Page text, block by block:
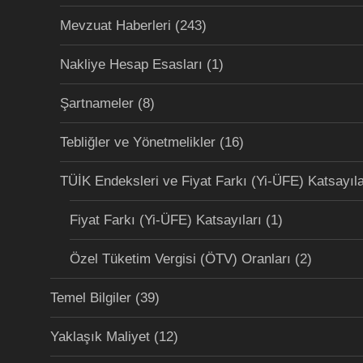
Mevzuat Haberleri (243)
Nakliye Hesap Esasları (1)
Şartnameler (8)
Tebliğler ve Yönetmelikler (16)
TÜİK Endeksleri ve Fiyat Farkı (Yi-ÜFE)
Fiyat Farkı (Yi-ÜFE) Katsayıları (1)
Özel Tüketim Vergisi (ÖTV) Oranları (2)
Temel Bilgiler (39)
Yaklaşık Maliyet (12)